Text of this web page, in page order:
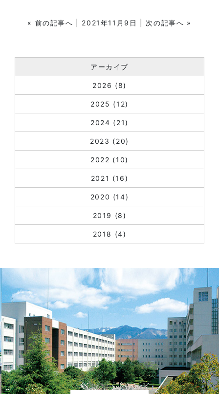
アーカイブ
2026 (8)
2025 (12)
2024 (21)
2023 (20)
2022 (10)
2021 (16)
2020 (14)
2019 (8)
2018 (4)
« 前の記事へ | 2021年11月9日 | 次の記事へ »